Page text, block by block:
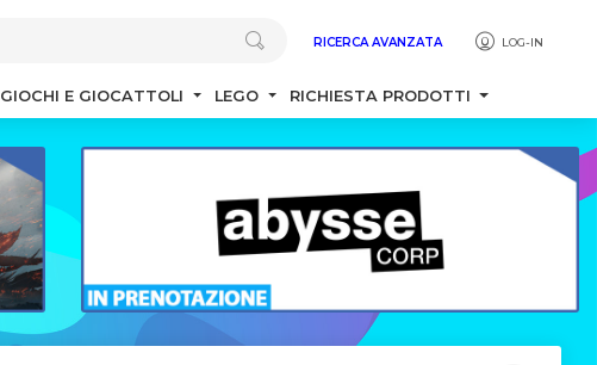
RICERCA AVANZATA LOG-IN
GIOCHI E GIOCATTOLI LEGO RICHIESTA PRODOTTI